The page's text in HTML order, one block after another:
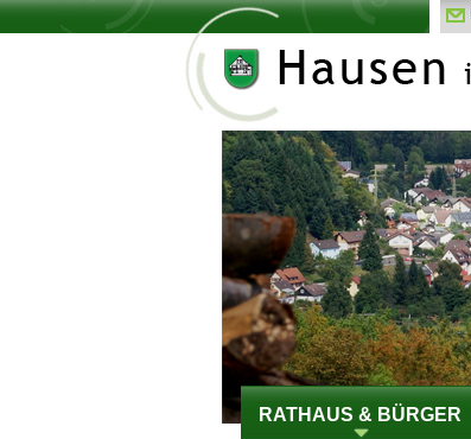
RATHAUS & BÜRGER